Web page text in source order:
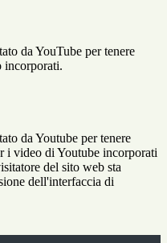
da YouTube per tenere
incorporati.
da Youtube per tenere
i video di Youtube incorporati
del sito web sta
dell'interfaccia di